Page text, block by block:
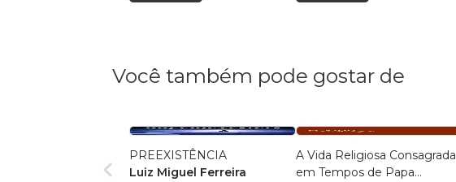
Você também pode gostar de
PREEXISTÊNCIA
Luiz Miguel Ferreira
A Vida Religiosa Consagrada
em Tempos de Papa